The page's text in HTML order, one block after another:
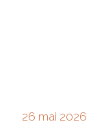
26 mai 2026